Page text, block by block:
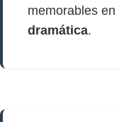
memorables
dramática.